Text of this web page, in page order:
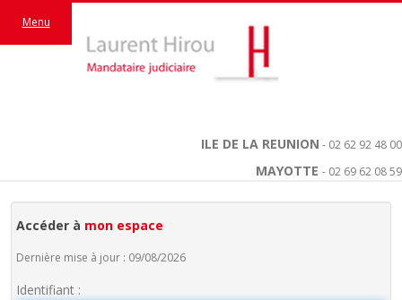
ILE DE LA REUNION - 02 62 92 48 00
MAYOTTE - 02 69 62 08 59
Menu
Accéder à mon espace
Dernière mise à jour : 09/08/2026
Identifiant :